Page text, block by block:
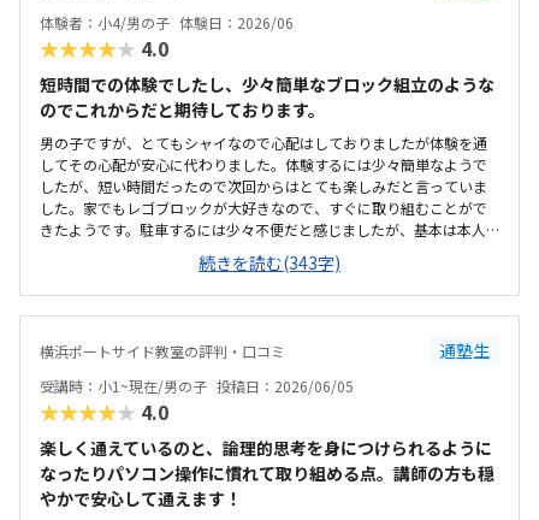
体験者：小4/男の子 体験日：2026/06
★★★★★ 4.0
短時間での体験でしたし、少々簡単なブロック組立のような
のでこれからだと期待しております。
男の子ですが、とてもシャイなので心配はしておりましたが体験を通
してその心配が安心に代わりました。体験するには少々簡単なようで
したが、短い時間だったので次回からはとても楽しみだと言っていま
した。家でもレゴブロックが大好きなので、すぐに取り組むことがで
きたようです。駐車するには少々不便だと感じましたが、基本は本人
の送迎だけになるので問題ないと感じましたし、駅ちかでなくても車
なので問題ないです落ち着いた雰囲気でしたが、作業スペースが子供
の人数には狭いのではないかと思いました。せめて1か月3回 もしく
は90分ではなく120分だといいかなと、プログラミング教室は週1回の
ので、これから良い点が増えてくるのではないかと思います。
続きを読む(343字)
横浜ポートサイド教室の評判・口コミ 通塾生
受講時：小1~現在/男の子 投稿日：2026/06/05
★★★★★ 4.0
楽しく通えているのと、論理的思考を身につけられるように
なったりパソコン操作に慣れて取り組める点。講師の方も穏
やかで安心して通えます！